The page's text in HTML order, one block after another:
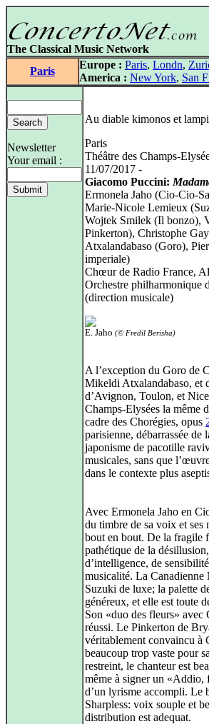
The Classical Music Network
Paris
Europe : Paris, Londn,
America : New York, San
Newsletter
Your email :
Au diable kimonos et
Paris
Théâtre des Champs-
11/07/2017 -
Giacomo Puccini:
Ermonela Jaho (Cio-Cio-
Marie-Nicole Lemieux
Wojtek Smilek (Il bonzo),
Pinkerton), Christophe
Atxalandabaso (Goro),
imperiale)
Chœur de Radio France,
Orchestre philharmonique
(direction musicale)
E. Jaho (© Fredil Berisha)
A l’exception du Goro de
Mikeldi Atxalandabaso, et
d’Avignon, Toulon, et
Champs-Elysées la même
cadre des Chorégies, opus
parisienne, débarrassée de
japonisme de pacotille
musicales, sans que
dans le contexte plus
Avec Ermonela Jaho en
du timbre de sa voix et ses
bout en bout. De la fragile
pathétique de la
d’intelligence, de
musicalité. La
Suzuki de luxe; la palette
généreux, et elle est toute
Son «duo des fleurs»
réussi. Le Pinkerton de
véritablement convaincu à
beaucoup trop vaste pour
restreint, le chanteur est
même à signer un
d’un lyrisme accompli. Le
Sharpless: voix souple et
distribution est adequat.